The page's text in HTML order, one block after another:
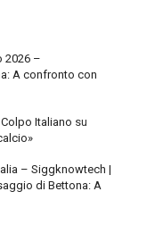
2026 –
A confronto con
Italiano su
– Siggknowtech |
di Bettona: A